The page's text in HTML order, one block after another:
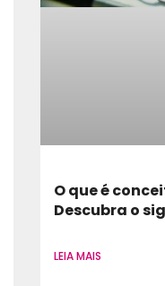
O que é
Descubra o
LEIA MAIS